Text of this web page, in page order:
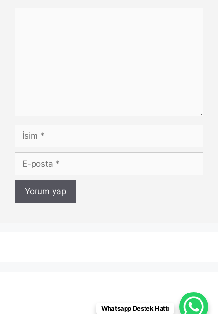
İsim
posta
Whatsapp Destek Hattı